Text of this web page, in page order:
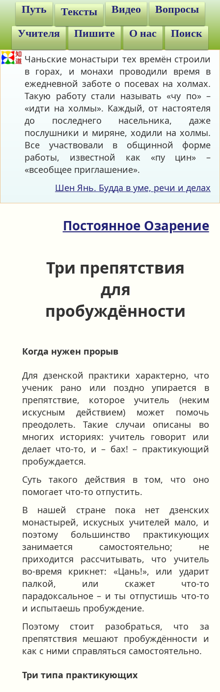
Путь Тексты Видео Вопросы
Учителя Пишите О нас Поиск
Чаньские монастыри тех времён строили
в горах, и монахи проводили время в
ежедневной заботе о посевах на холмах.
Такую работу стали называть «чу по» –
«идти на холмы». Каждый, от настоятеля
до последнего насельника, даже
послушники и миряне, ходили на холмы.
Все участвовали в общинной форме
работы, известной как «пу цин» –
«всеобщее приглашение».
Шен Янь. Будда в уме, речи и делах
Постоянное Озарение
Три препятствия
для
пробуждённости
Когда нужен прорыв
Для дзенской практики характерно, что
ученик рано или поздно упирается в
препятствие, которое учитель (неким
искусным действием) может помочь
преодолеть. Такие случаи описаны во
многих историях: учитель говорит или
делает что-то, и – бах! – практикующий
пробуждается.
Суть такого действия в том, что оно
помогает что-то отпустить.
В нашей стране пока нет дзенских
монастырей, искусных учителей мало, и
поэтому большинство практикующих
занимается самостоятельно; не
приходится рассчитывать, что учитель
во-время крикнет: «Цань!», или ударит
палкой, или скажет что-то
парадоксальное – и ты отпустишь что-то
и испытаешь пробуждение.
Поэтому стоит разобраться, что за
препятствия мешают пробуждённости и
как с ними справляться самостоятельно.
Три типа практикующих